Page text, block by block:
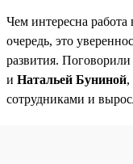
Чем интересна
очередь, это
развития. Поговорили
и Натальей Буниной,
сотрудниками и